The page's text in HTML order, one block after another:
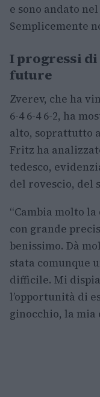
e sono andato
Semplicemente
I progressi di
future
Zverev, che ha
6-4 6-4 6-2, ha
alto, soprattutto
Fritz ha
tedesco,
del rovescio, del
“Cambia molto
con grande
benissimo. Dà
stata comunque
difficile. Mi
l’opportunità di
ginocchio, la mia